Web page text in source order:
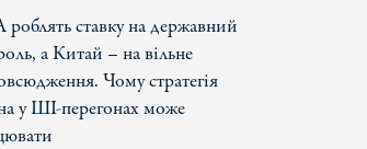
ставку на державний
а Китай – на вільне
Чому стратегія
у ШІ-перегонах може